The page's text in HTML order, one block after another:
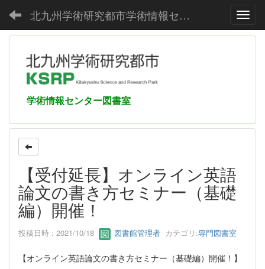
北九州学術研究都市学術情報センター
学術情報センター図書室
【受付延長】オンライン英語
論文の書き方セミナー（基礎
編）開催！
投稿日時 : 2021/10/18 図書館管理者 カテゴリ:専門図書室
【オンライン英語論文の書き方セミナー（基礎編）開催！】